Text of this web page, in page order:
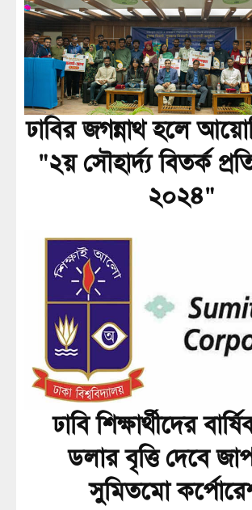
ঢাবির জগন্নাথ হলে
"২য় সৌহার্দ্য বিতর্ক
২০২৪"
ঢাবি শিক্ষার্থীদের
ডলার বৃত্তি দেবে
সুমিতমো